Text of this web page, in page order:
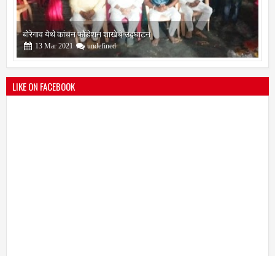
बोरेगाव येथे कांचन फौंडेशन शाखेचे उद्घाटन
13 Mar 2021 undefined
LIKE ON FACEBOOK